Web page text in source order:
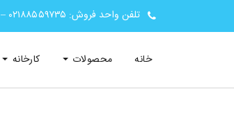
تلفن واحد فروش: ۰۲۱۸۸۵۵۹۷۳۵ –
خانه محصولات کارخانه